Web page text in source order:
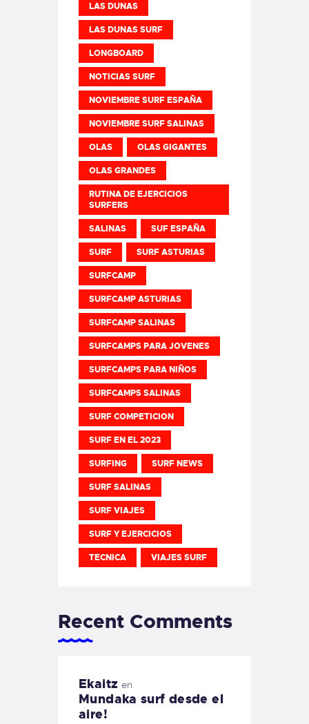
LAS DUNAS
LAS DUNAS SURF
LONGBOARD
NOTICIAS SURF
NOVIEMBRE SURF ESPAÑA
NOVIEMBRE SURF SALINAS
OLAS OLAS GIGANTES
OLAS GRANDES
RUTINA DE EJERCICIOS
SURFERS
SALINAS SUF ESPAÑA
SURF SURF ASTURIAS
SURFCAMP
SURFCAMP ASTURIAS
SURFCAMP SALINAS
SURFCAMPS PARA JOVENES
SURFCAMPS PARA NIÑOS
SURFCAMPS SALINAS
SURF COMPETICION
SURF EN EL 2023
SURFING SURF NEWS
SURF SALINAS
SURF VIAJES
SURF Y EJERCICIOS
TECNICA VIAJES SURF
Recent Comments
Ekaitz en
Mundaka surf desde el
aire!